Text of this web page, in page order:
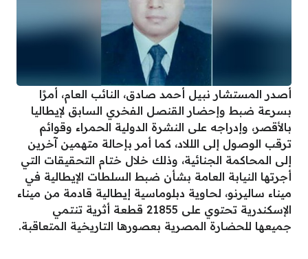
أصدر المستشار نبيل أحمد صادق، النائب العام، أمرًا
بسرعة ضبط وإحضار القنصل الفخري السابق لإيطاليا
بالأقصر، وإدراجه على النشرة الدولية الحمراء وقوائم
ترقب الوصول إلى الللاد، كما أمر بإحالة متهمين آخرين
إلى المحاكمة الجنائية، وذلك خلال ختام التحقيقات التي
أجرتها النيابة العامة بشأن ضبط السلطات الإيطالية في
ميناء ساليرنو، لحاوية دبلوماسية إيطالية قادمة من ميناء
الإسكندرية تحتوي على 21855 قطعة أثرية تنتمي
جميعها للحضارة المصرية بعصورها التاريخية المتعاقبة.